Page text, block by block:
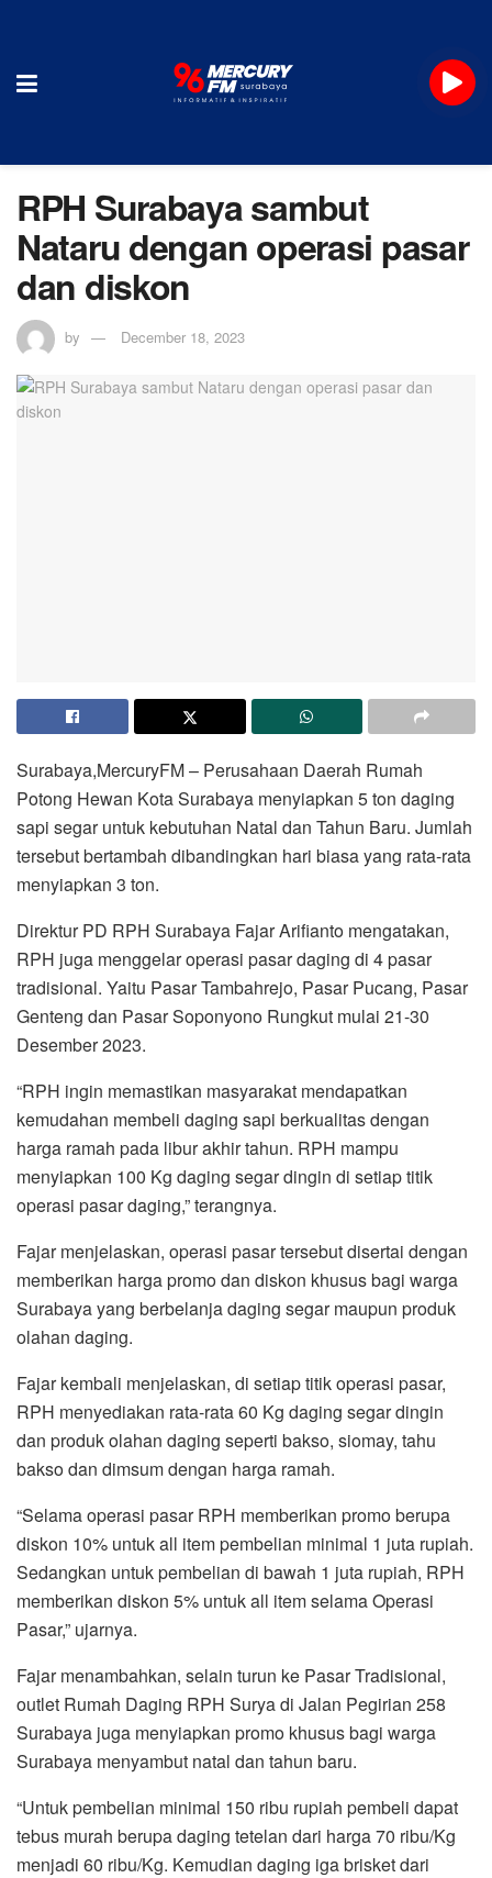
RPH Surabaya sambut
Nataru dengan operasi pasar
dan diskon
by December 18, 2023
Surabaya,MercuryFM – Perusahaan Daerah Rumah
Potong Hewan Kota Surabaya menyiapkan 5 ton daging
sapi segar untuk kebutuhan Natal dan Tahun Baru. Jumlah
tersebut bertambah dibandingkan hari biasa yang rata-rata
menyiapkan 3 ton.
Direktur PD RPH Surabaya Fajar Arifianto mengatakan,
RPH juga menggelar operasi pasar daging di 4 pasar
tradisional. Yaitu Pasar Tambahrejo, Pasar Pucang, Pasar
Genteng dan Pasar Soponyono Rungkut mulai 21-30
Desember 2023.
“RPH ingin memastikan masyarakat mendapatkan
kemudahan membeli daging sapi berkualitas dengan
harga ramah pada libur akhir tahun. RPH mampu
menyiapkan 100 Kg daging segar dingin di setiap titik
operasi pasar daging,” terangnya.
Fajar menjelaskan, operasi pasar tersebut disertai dengan
memberikan harga promo dan diskon khusus bagi warga
Surabaya yang berbelanja daging segar maupun produk
olahan daging.
Fajar kembali menjelaskan, di setiap titik operasi pasar,
RPH menyediakan rata-rata 60 Kg daging segar dingin
dan produk olahan daging seperti bakso, siomay, tahu
bakso dan dimsum dengan harga ramah.
“Selama operasi pasar RPH memberikan promo berupa
diskon 10% untuk all item pembelian minimal 1 juta rupiah.
Sedangkan untuk pembelian di bawah 1 juta rupiah, RPH
memberikan diskon 5% untuk all item selama Operasi
Pasar,” ujarnya.
Fajar menambahkan, selain turun ke Pasar Tradisional,
outlet Rumah Daging RPH Surya di Jalan Pegirian 258
Surabaya juga menyiapkan promo khusus bagi warga
Surabaya menyambut natal dan tahun baru.
“Untuk pembelian minimal 150 ribu rupiah pembeli dapat
tebus murah berupa daging tetelan dari harga 70 ribu/Kg
menjadi 60 ribu/Kg. Kemudian daging iga brisket dari